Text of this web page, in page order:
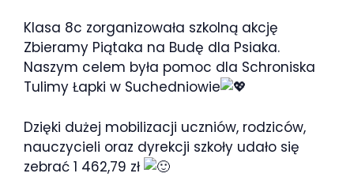
Klasa 8c zorganizowała szkolną akcję
Zbieramy Piątaka na Budę dla Psiaka.
Naszym celem była pomoc dla Schroniska
Tulimy Łapki w Suchedniowie
Dzięki dużej mobilizacji uczniów, rodziców,
nauczycieli oraz dyrekcji szkoły udało się
zebrać 1 462,79 zł